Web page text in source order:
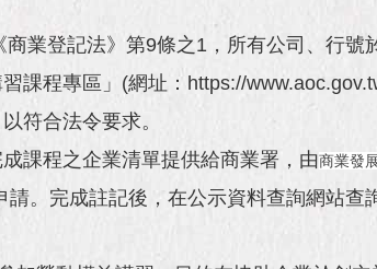
業登記法》第9條之1，所有公司、行
課程專區」(網址：https://
符合法令要求。
課程之企業清單提供給商業署，由商業發
。完成註記後，在公示資料查詢網站查